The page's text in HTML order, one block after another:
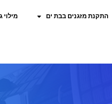
התקנת מזגנים בבת ים מילוי